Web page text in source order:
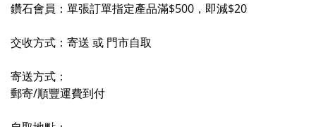
鑽石會員：單張訂單指定產品滿$500，即減$20
交收方式：寄送 或 門市自取
寄送方式：
郵寄/順豐運費到付